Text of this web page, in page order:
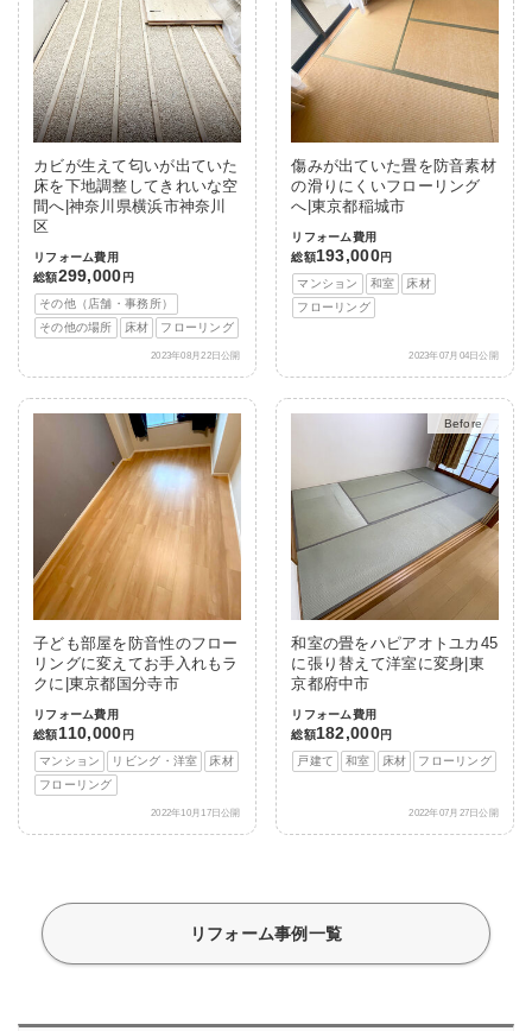
カビが生えて匂いが出ていた
床を下地調整してきれいな空
間へ|神奈川県横浜市神奈川
区
リフォーム費用
総額299,000 円
その他（店舗・事務所）
その他の場所
床材 フローリング
2023年08月22日公開
傷みが出ていた畳を防音素材
の滑りにくいフローリング
へ|東京都稲城市
リフォーム費用
総額193,000円
マンション
和室
床材
フローリング
2023年07月04日公開
子ども部屋を防音性のフロー
リングに変えてお手入れもラ
クに|東京都国分寺市
リフォーム費用
総額110,000 円
マンション
リビング・洋室
床材
フローリング
2022年10月17日公開
After
和室の畳をハピアオトユカ45
に張り替えて洋室に変身|東
京都府中市
リフォーム費用
総額182,000円
戸建て
和室 床材 フローリング
2022年07月27日公開
リフォーム事例一覧